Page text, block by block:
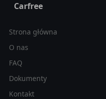
Carfree
Strona główna
O nas
FAQ
Dokumenty
Kontakt